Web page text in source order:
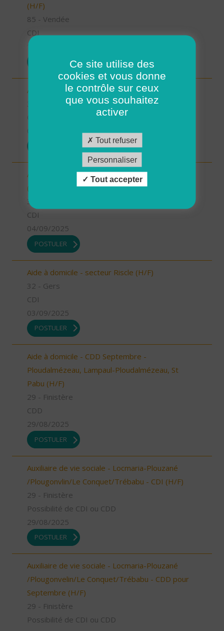
(H/F)
85 - Vendée
CDI
10/09/2025
Aide à domicile - secteur Beaumarchès (H/F)
Auxiliaire de vie sociale - secteur L'Isle Jourdain
(H/F)
32 - Gers
CDI
04/09/2025
POSTULER
Aide à domicile - secteur Riscle (H/F)
32 - Gers
CDI
03/09/2025
POSTULER
Aide à domicile - CDD Septembre -
Ploudalmézeau, Lampaul-Ploudalmézeau, St
Pabu (H/F)
29 - Finistère
CDD
29/08/2025
POSTULER
Auxiliaire de vie sociale - Locmaria-Plouzané
/Plougonvlin/Le Conquet/Trébabu - CDI (H/F)
29 - Finistère
Possibilité de CDI ou CDD
29/08/2025
POSTULER
Auxiliaire de vie sociale - Locmaria-Plouzané
/Plougonvelin/Le Conquet/Trébabu - CDD pour
Septembre (H/F)
29 - Finistère
Possibilité de CDI ou CDD
Ce site utilise des
cookies et vous donne
le contrôle sur ceux
que vous souhaitez
activer
Tout refuser
Personnaliser
Tout accepter